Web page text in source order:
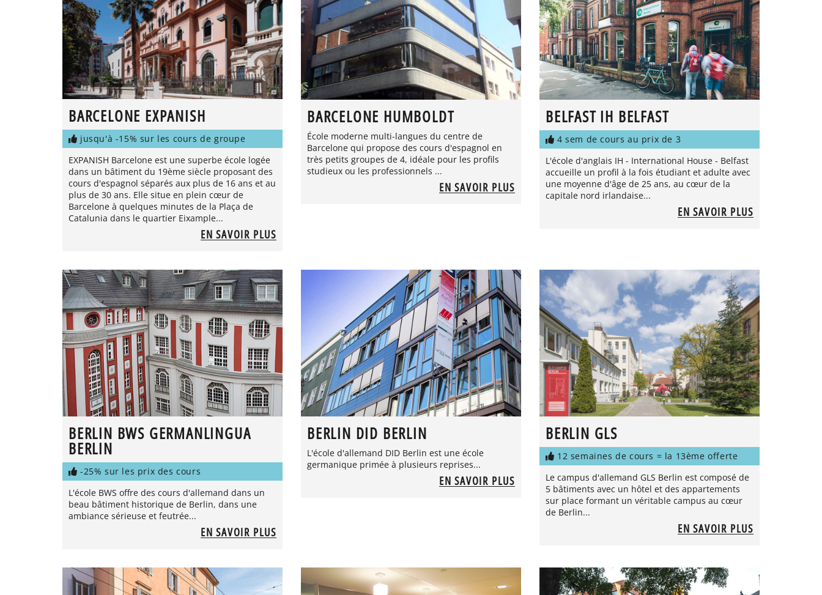
BARCELONE EXPANISH
jusqu'à -15% sur les cours de groupe
EXPANISH Barcelone est une superbe école logée
dans un bâtiment du 19ème siècle proposant des
cours d'espagnol séparés aux plus de 16 ans et au
plus de 30 ans. Elle situe en plein cœur de
Barcelone à quelques minutes de la Plaça de
Catalunia dans le quartier Eixample...
EN SAVOIR PLUS
BARCELONE HUMBOLDT
École moderne multi-langues du centre de
Barcelone qui propose des cours d'espagnol en
très petits groupes de 4, idéale pour les profils
studieux ou les professionnels ...
EN SAVOIR PLUS
BELFAST IH BELFAST
4 sem de cours au prix de 3
L'école d'anglais IH - International House - Belfast
accueille un profil à la fois étudiant et adulte avec
une moyenne d'âge de 25 ans, au cœur de la
capitale nord irlandaise...
EN SAVOIR PLUS
BERLIN BWS GERMANLINGUA
BERLIN
-25% sur les prix des cours
L'école BWS offre des cours d'allemand dans un
beau bâtiment historique de Berlin, dans une
ambiance sérieuse et feutrée...
EN SAVOIR PLUS
BERLIN DID BERLIN
L'école d'allemand DID Berlin est une école
germanique primée à plusieurs reprises...
EN SAVOIR PLUS
BERLIN GLS
12 semaines de cours = la 13ème offerte
Le campus d'allemand GLS Berlin est composé de
5 bâtiments avec un hôtel et des appartements
sur place formant un véritable campus au cœur
de Berlin...
EN SAVOIR PLUS